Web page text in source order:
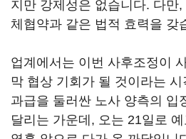
지만 강제성은 없습니다. 다만,
체협약과 같은 법적 효력을 갖
업계에서는 이번 사후조정이
막 협상 기회가 될 것이라는
과급을 둘러싼 노사 양측의 입
달리는 가운데 , 오는 21일로 예